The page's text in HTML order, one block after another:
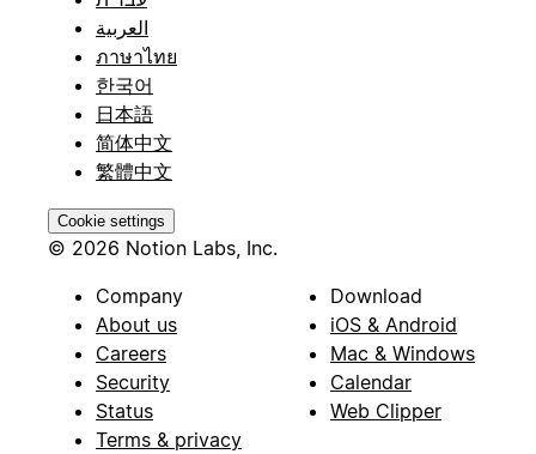
العربية
ภาษาไทย
한국어
日本語
简体中文
繁體中文
Cookie settings
© 2026 Notion Labs, Inc.
Company
About us
Careers
Security
Status
Terms & privacy
Download
iOS & Android
Mac & Windows
Calendar
Web Clipper